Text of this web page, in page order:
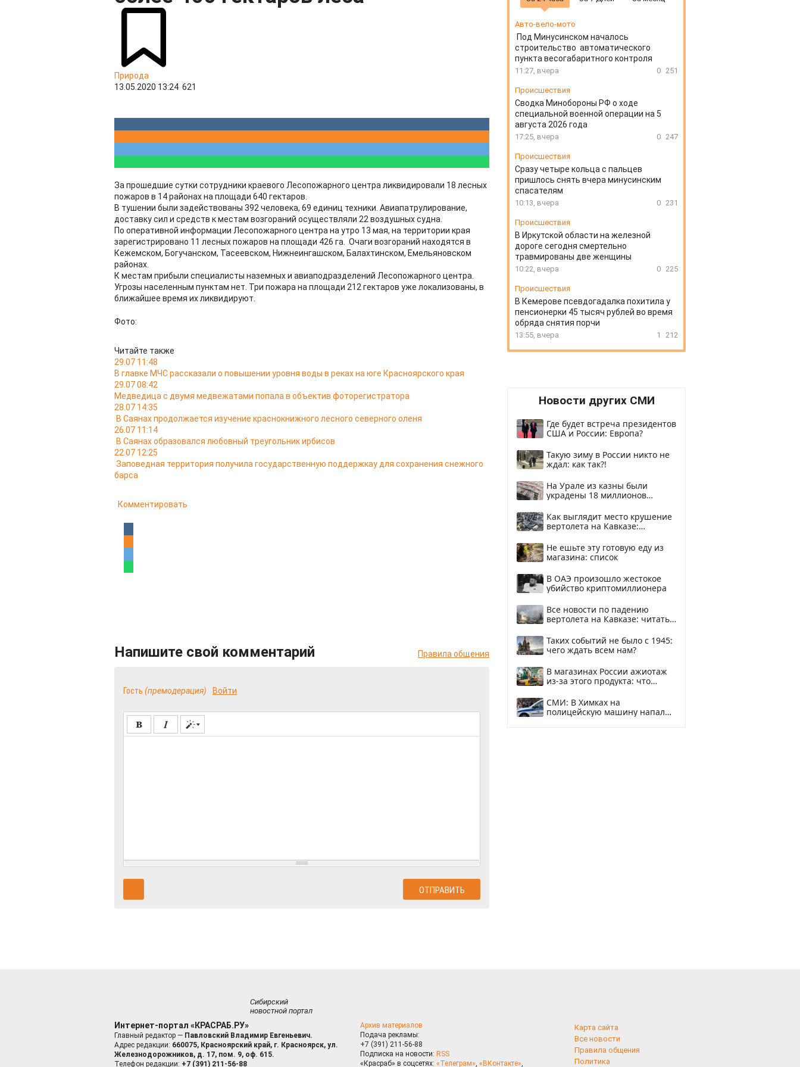
Природа
13.05.2020 13:24 621
За прошедшие сутки сотрудники краевого Лесопожарного центра ликвидировали 18 лесных
пожаров в 14 районах на площади 640 гектаров.
В тушении были задействованы 392 человека, 69 единиц техники. Авиапатрулирование,
доставку сил и средств к местам возгораний осуществляли 22 воздушных судна.
По оперативной информации Лесопожарного центра на утро 13 мая, на территории края
зарегистрировано 11 лесных пожаров на площади 426 га. Очаги возгораний находятся в
Кежемском, Богучанском, Тасеевском, Нижнеингашском, Балахтинском, Емельяновском
районах.
К местам прибыли специалисты наземных и авиаподразделений Лесопожарного центра.
Угрозы населенным пунктам нет. Три пожара на площади 212 гектаров уже локализованы, в
ближайшее время их ликвидируют.
Фото:
Читайте также
29.07 11:48
В главке МЧС рассказали о повышении уровня воды в реках на юге Красноярского края
29.07 08:42
Медведица с двумя медвежатами попала в объектив фоторегистратора
28.07 14:35
В Саянах продолжается изучение краснокнижного лесного северного оленя
26.07 11:14
В Саянах образовался любовный треугольник ирбисов
22.07 12:25
Заповедная территория получила государственную поддержкау для сохранения снежного
барса
Комментировать
Напишите свой комментарий Правила общения
Гость (премодерация) Войти
Авто-вело-мото
Под Минусинском началось
строительство автоматического
пункта весогабаритного контроля
11:27, вчера 0 251
Происшествия
Сводка Минобороны РФ о ходе
специальной военной операции на 5
августа 2026 года
17:25, вчера 0 247
Происшествия
Сразу четыре кольца с пальцев
пришлось снять вчера минусинским
спасателям
10:13, вчера 0 231
Происшествия
В Иркутской области на железной
дороге сегодня смертельно
травмированы две женщины
10:22, вчера 0 225
Происшествия
В Кемерове псевдогадалка похитила у
пенсионерки 45 тысяч рублей во время
обряда снятия порчи
13:55, вчера 1 212
Новости других СМИ
Где будет встреча президентов
США и России: Европа?
Такую зиму в России никто не
ждал: как так?!
На Урале из казны были
украдены 18 миллионов
Как выглядит место крушение
вертолета на Кавказе:
Не ешьте эту готовую еду из
магазина: список
В ОАЭ произошло жестокое
убийство криптомиллионера
Все новости по падению
вертолета на Кавказе: читать
Таких событий не было с 1945:
чего ждать всем нам?
В магазинах России ажиотаж
из-за этого продукта: что
СМИ: В Химках на
полицейскую машину напали
Сибирский
новостной портал
Интернет-портал «КРАСРАБ.РУ»
Главный редактор — Павловский Владимир Евгеньевич.
Адрес редакции: 660075, Красноярский край, г. Красноярск, ул.
Железнодорожников, д. 17, пом. 9, оф. 615.
Телефон редакции: +7 (391) 211-56-88
Архив материалов
Подача рекламы:
+7 (391) 211-56-88
Подписка на новости: RSS
«Красраб» в соцсетях: «Телеграм», «ВКонтакте»,
Карта сайта
Все новости
Правила общения
Политика